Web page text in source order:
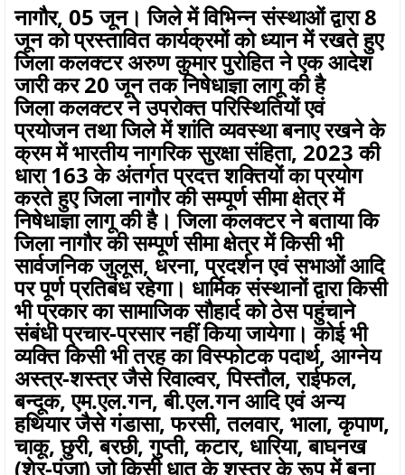
नागौर, 05 जून। जिले में विभिन्न संस्थाओं द्वारा 8
जून को प्रस्तावित कार्यक्रमों को ध्यान में रखते हुए
जिला कलक्टर अरुण कुमार पुरोहित ने एक आदेश
जारी कर 20 जून तक निषेधाज्ञा लागू की है
जिला कलक्टर ने उपरोक्त परिस्थितियों एवं
प्रयोजन तथा जिले में शांति व्यवस्था बनाए रखने के
क्रम में भारतीय नागरिक सुरक्षा संहिता, 2023 की
धारा 163 के अंतर्गत प्रदत्त शक्तियों का प्रयोग
करते हुए जिला नागौर की सम्पूर्ण सीमा क्षेत्र में
निषेधाज्ञा लागू की है। जिला कलक्टर ने बताया कि
जिला नागौर की सम्पूर्ण सीमा क्षेत्र में किसी भी
सार्वजनिक जुलूस, धरना, प्रदर्शन एवं सभाओं आदि
पर पूर्ण प्रतिबंध रहेगा। धार्मिक संस्थानों द्वारा किसी
भी प्रकार का सामाजिक सौहार्द को ठेस पहुंचाने
संबंधी प्रचार-प्रसार नहीं किया जायेगा। कोई भी
व्यक्ति किसी भी तरह का विस्फोटक पदार्थ, आग्नेय
अस्त्र-शस्त्र जैसे रिवाल्वर, पिस्तौल, राईफल,
बन्दूक, एम.एल.गन, बी.एल.गन आदि एवं अन्य
हथियार जैसे गंडासा, फरसी, तलवार, भाला, कृपाण,
चाकू, छुरी, बरछी, गुप्ती, कटार, धारिया, बाघनख
(शेर-पंजा) जो किसी धातु के शस्त्र के रूप में बना